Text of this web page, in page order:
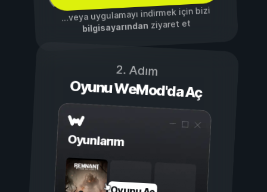
...veya uygulamayı indirmek için bizi
bilgisayarından ziyaret et
2. Adım
Oyunu WeMod'da Aç
Oyunlarım